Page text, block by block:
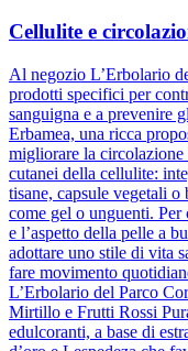
Cellulite e
Al negozio L’Erbolario
prodotti specifici per
sanguigna e a prevenire
Erbamea, una ricca
migliorare la circolazione
cutanei della cellulite:
tisane, capsule vegetali
come gel o unguenti. Per
e l’aspetto della pelle a
adottare uno stile di vita
fare movimento
L’Erbolario del Parco
Mirtillo e Frutti Rossi
edulcoranti, a base di